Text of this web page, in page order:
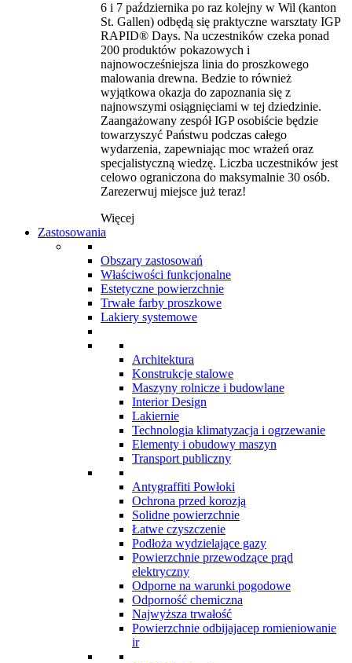
6 i 7 października po raz kolejny w Wil (kanton
St. Gallen) odbędą się praktyczne warsztaty IGP
RAPID® Days. Na uczestników czeka ponad
200 produktów pokazowych i
najnowocześniejsza linia do proszkowego
malowania drewna. Bedzie to również
wyjątkowa okazja do zapoznania się z
najnowszymi osiągnięciami w tej dziedzinie.
Zaangażowany zespół IGP osobiście będzie
towarzyszyć Państwu podczas całego
wydarzenia, zapewniając moc wrażeń oraz
specjalistyczną wiedzę. Liczba uczestników jest
celowo ograniczona do maksymalnie 30 osób.
Zarezerwuj miejsce już teraz!
Więcej
Zastosowania
Obszary zastosowań
Właściwości funkcjonalne
Estetyczne powierzchnie
Trwałe farby proszkowe
Lakiery systemowe
Architektura
Konstrukcje stalowe
Maszyny rolnicze i budowlane
Interior Design
Lakiernie
Technologia klimatyzacja i ogrzewanie
Elementy i obudowy maszyn
Transport publiczny
Antygraffiti Powłoki
Ochrona przed korozją
Solidne powierzchnie
Łatwe czyszczenie
Podłoża wydzielające gazy
Powierzchnie przewodzące prąd
elektryczny
Odporne na warunki pogodowe
Odporność chemiczna
Najwyższa trwałość
Powierzchnie odbijajacep romieniowanie
ir